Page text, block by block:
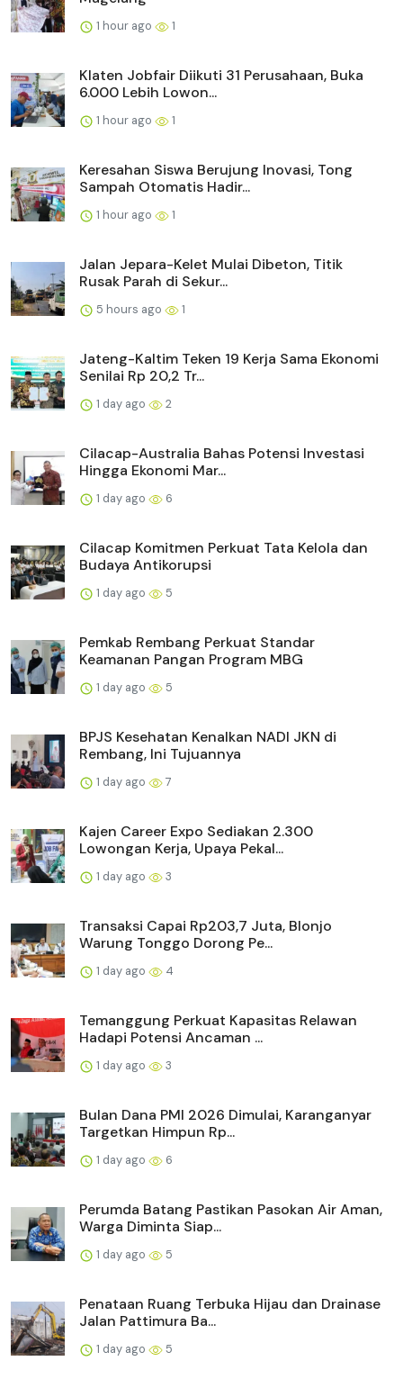
1 hour ago 1
Klaten Jobfair Diikuti 31 Perusahaan, Buka
6.000 Lebih Lowon...
1 hour ago 1
Keresahan Siswa Berujung Inovasi, Tong
Sampah Otomatis Hadir...
1 hour ago 1
Jalan Jepara-Kelet Mulai Dibeton, Titik
Rusak Parah di Sekur...
5 hours ago 1
Jateng-Kaltim Teken 19 Kerja Sama Ekonomi
Senilai Rp 20,2 Tr...
1 day ago 2
Cilacap-Australia Bahas Potensi Investasi
Hingga Ekonomi Mar...
1 day ago 6
Cilacap Komitmen Perkuat Tata Kelola dan
Budaya Antikorupsi
1 day ago 5
Pemkab Rembang Perkuat Standar
Keamanan Pangan Program MBG
1 day ago 5
BPJS Kesehatan Kenalkan NADI JKN di
Rembang, Ini Tujuannya
1 day ago 7
Kajen Career Expo Sediakan 2.300
Lowongan Kerja, Upaya Pekal...
1 day ago 3
Transaksi Capai Rp203,7 Juta, Blonjo
Warung Tonggo Dorong Pe...
1 day ago 4
Temanggung Perkuat Kapasitas Relawan
Hadapi Potensi Ancaman ...
1 day ago 3
Bulan Dana PMI 2026 Dimulai, Karanganyar
Targetkan Himpun Rp...
1 day ago 6
Perumda Batang Pastikan Pasokan Air Aman,
Warga Diminta Siap...
1 day ago 5
Penataan Ruang Terbuka Hijau dan Drainase
Jalan Pattimura Ba...
1 day ago 5